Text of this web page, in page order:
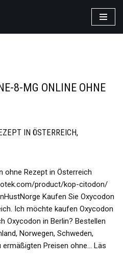
8-MG ONLINE OHNE
IN ÖSTERREICH,
ohne Rezept in Österreich
product/kop-citodon/
Kaufen Sie Oxycodon
Ich möchte kaufen Oxycodon
Oxycodon in Berlin? Bestellen
Norwegen, Schweden,
ermäßigten Preisen ohne… Läs